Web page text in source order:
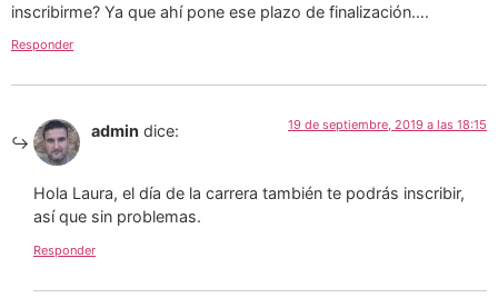
inscribirme? Ya que ahí pone ese plazo de finalización….
Responder
admin dice: 19 de septiembre, 2019 a las 18:15
Hola Laura, el día de la carrera también te podrás inscribir,
así que sin problemas.
Responder